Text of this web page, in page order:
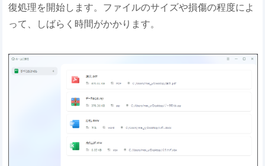
復処理を開始します。ファイルのサイズや損傷の程度によ
って、しばらく時間がかかります。